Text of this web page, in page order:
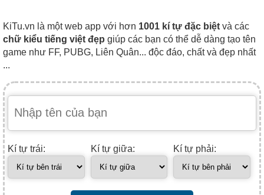
KiTu.vn là một web app với hơn 1001 kí tự đặc biệt và các
chữ kiểu tiếng việt đẹp giúp các bạn có thể dễ dàng tạo tên
game như FF, PUBG, Liên Quân... độc đáo, chất và đẹp nhất
...
Kí tự trái: Kí tự giữa: Kí tự phải: